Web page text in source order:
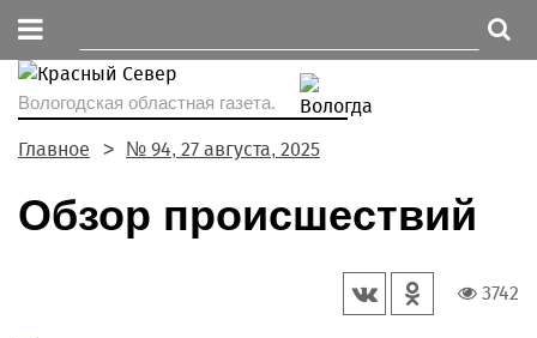
Вологодская областная газета.
Главное № 94, 27 августа, 2025
Обзор происшествий
3742